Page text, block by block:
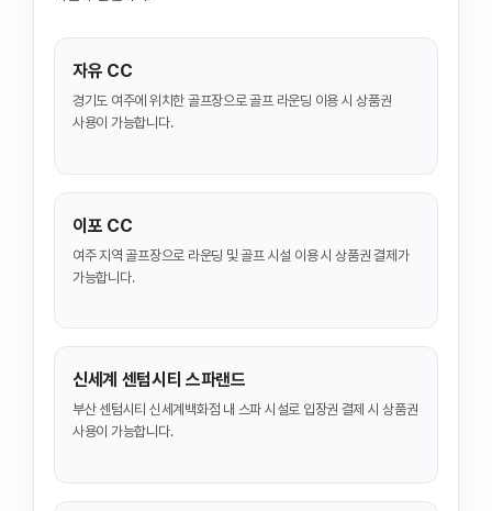
자유 CC
경기도 여주에 위치한 골프장으로 골프 라운딩 이용 시 상품권
사용이 가능합니다.
이포 CC
여주 지역 골프장으로 라운딩 및 골프 시설 이용 시 상품권 결제가
가능합니다.
신세계 센텀시티 스파랜드
부산 센텀시티 신세계백화점 내 스파 시설로 입장권 결제 시 상품권
사용이 가능합니다.